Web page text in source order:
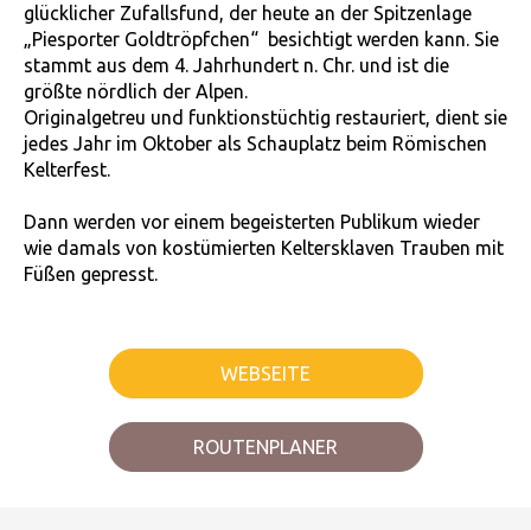
glücklicher Zufallsfund, der heute an der Spitzenlage
„Piesporter Goldtröpfchen“ besichtigt werden kann. Sie
stammt aus dem 4. Jahrhundert n. Chr. und ist die
größte nördlich der Alpen.
Originalgetreu und funktionstüchtig restauriert, dient sie
jedes Jahr im Oktober als Schauplatz beim Römischen
Kelterfest.
Dann werden vor einem begeisterten Publikum wieder
wie damals von kostümierten Keltersklaven Trauben mit
Füßen gepresst.
WEBSEITE
ROUTENPLANER